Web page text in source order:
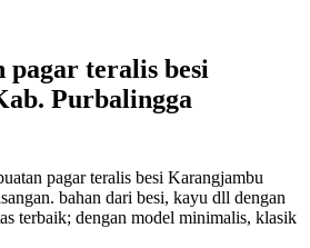
pagar teralis besi
Purbalingga
pagar teralis besi Karangjambu
bahan dari besi, kayu dll dengan
terbaik; dengan model minimalis, klasik